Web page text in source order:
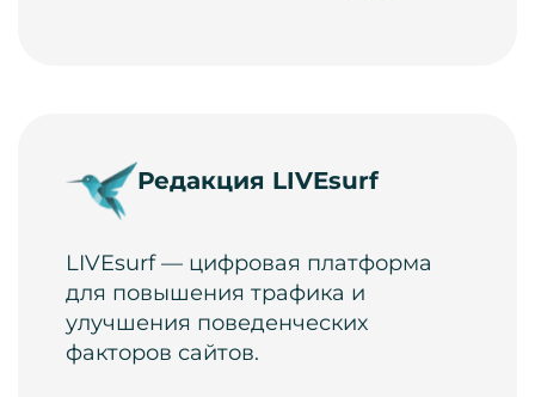
Редакция LIVEsurf
LIVEsurf — цифровая платформа
для повышения трафика и
улучшения поведенческих
факторов сайтов.